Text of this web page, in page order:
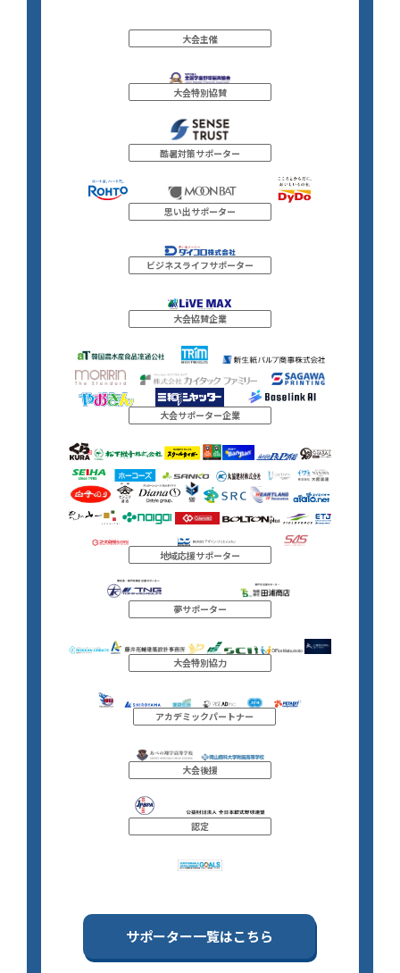
大会主催
大会特別協賛
酷暑対策サポーター
思い出サポーター
ビジネスライフサポーター
大会協賛企業
大会サポーター企業
地域応援サポーター
夢サポーター
大会特別協力
アカデミックパートナー
大会後援
認定
サポーター一覧はこちら